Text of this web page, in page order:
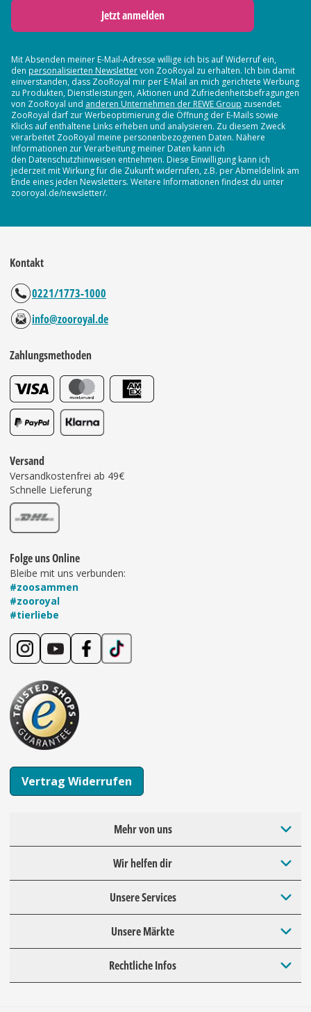
Jetzt anmelden
Mit Absenden meiner E-Mail-Adresse willige ich bis auf Widerruf ein,
den personalisierten Newslettervon ZooRoyal zu erhalten. Ich bin damit
einverstanden, dass ZooRoyal mir per E-Mail an mich gerichtete Werbung
zu Produkten, Dienstleistungen, Aktionen und Zufriedenheitsbefragungen
von ZooRoyal und anderen Unternehmen der REWE Group zusendet.
ZooRoyal darf zur Werbeoptimierung die Öffnung der E-Mails sowie
Klicks auf enthaltene Links erheben und analysieren. Zu diesem Zweck
verarbeitet ZooRoyal meine personenbezogenen Daten. Nähere
Informationen zur Verarbeitung meiner Daten kann ich
den Datenschutzhinweisen entnehmen. Diese Einwilligung kann ich
jederzeit mit Wirkung für die Zukunft widerrufen, z.B. per Abmeldelink am
Ende eines jeden Newsletters. Weitere Informationen findest du unter
zooroyal.de/newsletter/.
Kontakt
0221/1773-1000
info@zooroyal.de
Zahlungsmethoden
Versand
Versandkostenfrei ab 49€
Schnelle Lieferung
Folge uns Online
Bleibe mit uns verbunden:
#zoosammen
#zooroyal
#tierliebe
Vertrag Widerrufen
Mehr von uns
Wir helfen dir
Unsere Services
Unsere Märkte
Rechtliche Infos